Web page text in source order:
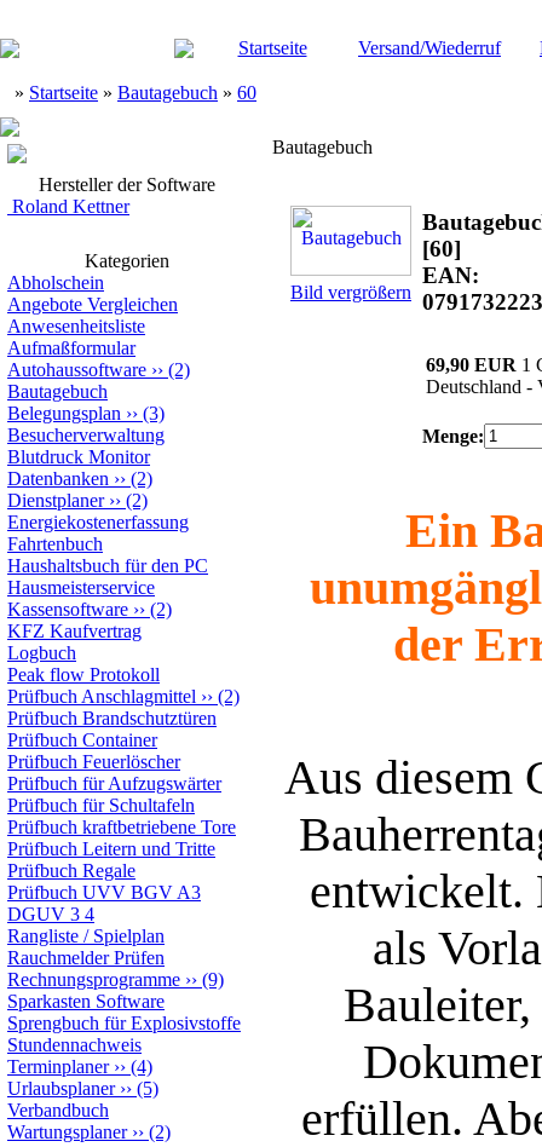
Startseite Versand/Wiederruf
» Startseite » Bautagebuch » 60
Hersteller der Software
Roland Kettner
Kategorien
Abholschein
Angebote Vergleichen
Anwesenheitsliste
Aufmaßformular
Autohaussoftware ›› (2)
Bautagebuch
Belegungsplan ›› (3)
Besucherverwaltung
Blutdruck Monitor
Datenbanken ›› (2)
Dienstplaner›› (2)
Energiekostenerfassung
Fahrtenbuch
Haushaltsbuch für den PC
Hausmeisterservice
Kassensoftware ›› (2)
KFZ Kaufvertrag
Logbuch
Peak flow Protokoll
Prüfbuch Anschlagmittel ›› (2)
Prüfbuch Brandschutztüren
Prüfbuch Container
Prüfbuch Feuerlöscher
Prüfbuch für Aufzugswärter
Prüfbuch für Schultafeln
Prüfbuch kraftbetriebene Tore
Prüfbuch Leitern und Tritte
Prüfbuch Regale
Prüfbuch UVV BGV A3
DGUV 3 4
Rangliste / Spielplan
Rauchmelder Prüfen
Rechnungsprogramme ›› (9)
Sparkasten Software
Sprengbuch für Explosivstoffe
Stundennachweis
Terminplaner›› (4)
Urlaubsplaner›› (5)
Verbandbuch
Wartungsplaner›› (2)
Bautagebuch
Bild vergrößern
[60]
EAN:
69,90 EUR 1
Deutschland -
Menge:
Ein
der
Aus diesem
entwickelt.
als
erfüllen.